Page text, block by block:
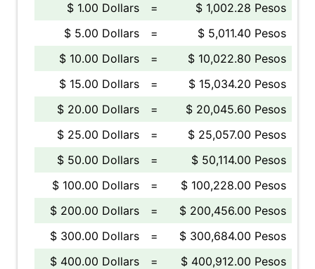
$ 1.00 Dollars =
$ 1,002.28 Pesos
$ 5.00 Dollars
=
$ 5,011.40 Pesos
$ 10.00 Dollars
=
$ 10,022.80 Pesos
$ 15.00 Dollars
=
$ 15,034.20 Pesos
$ 20.00 Dollars
=
$ 20,045.60 Pesos
$ 25.00 Dollars
=
$ 25,057.00 Pesos
$ 50.00 Dollars
=
$ 50,114.00 Pesos
$ 100.00 Dollars
=
$ 100,228.00 Pesos
$ 200.00 Dollars
=
$ 200,456.00 Pesos
$ 300.00 Dollars
=
$ 300,684.00 Pesos
$ 400.00 Dollars
=
$ 400,912.00 Pesos